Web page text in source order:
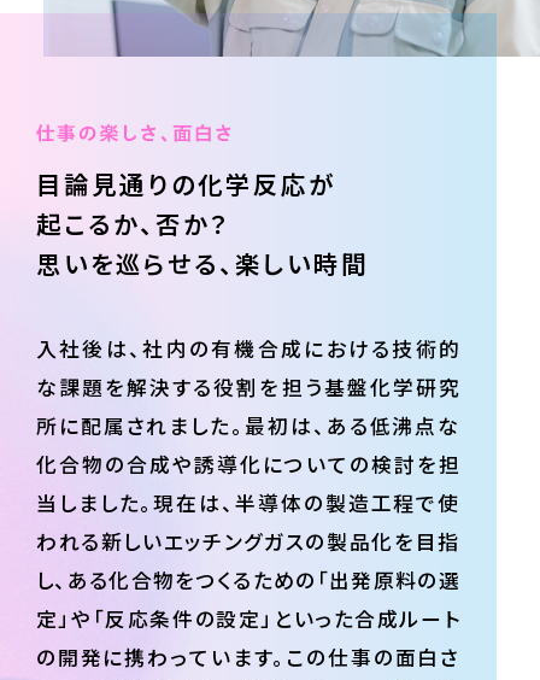
目論見通りの化学反応が
起こるか、否か？
思いを巡らせる、楽しい時間
入社後は、社内の有機合成における技術的
な課題を解決する役割を担う基盤化学研究
所に配属されました。最初は、ある低沸点な
化合物の合成や誘導化についての検討を担
当しました。現在は、半導体の製造工程で使
われる新しいエッチングガスの製品化を目指
し、ある化合物をつくるための「出発原料の選
定」や「反応条件の設定」といった合成ルート
の開発に携わっています。この仕事の面白さ